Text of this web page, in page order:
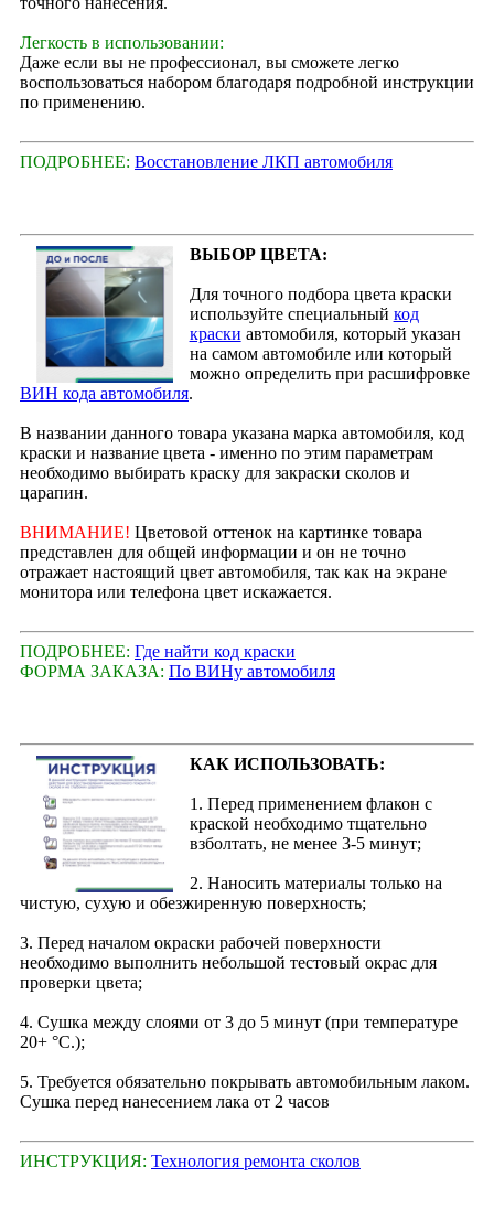
Легкость в использовании:
Даже если вы не профессионал, вы сможете легко
воспользоваться набором благодаря подробной инструкции
по применению.
ПОДРОБНЕЕ: Восстановление ЛКП автомобиля
ВЫБОР ЦВЕТА:
Для точного подбора цвета краски
используйте специальный код
краски автомобиля, который указан
на самом автомобиле или который
можно определить при расшифровке
ВИН кода автомобиля.
В названии данного товара указана марка автомобиля, код
краски и название цвета - именно по этим параметрам
необходимо выбирать краску для закраски сколов и
царапин.
ВНИМАНИЕ! Цветовой оттенок на картинке товара
представлен для общей информации и он не точно
отражает настоящий цвет автомобиля, так как на экране
монитора или телефона цвет искажается.
ПОДРОБНЕЕ: Где найти код краски
ФОРМА ЗАКАЗА: По ВИНу автомобиля
КАК ИСПОЛЬЗОВАТЬ:
1. Перед применением флакон с
краской необходимо тщательно
взболтать, не менее 3-5 минут;
2. Наносить материалы только на
чистую, сухую и обезжиренную поверхность;
3. Перед началом окраски рабочей поверхности
необходимо выполнить небольшой тестовый окрас для
проверки цвета;
4. Сушка между слоями от 3 до 5 минут (при температуре
20+ °С.);
5. Требуется обязательно покрывать автомобильным лаком.
Сушка перед нанесением лака от 2 часов
ИНСТРУКЦИЯ: Технология ремонта сколов